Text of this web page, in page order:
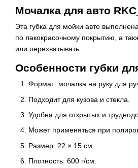
Мочалка для авто
Эта губка для мойки авто
по лакокрасочному покрытию, а
или перехватывать.
Особенности губки
Формат: мочалка на руку для
Подходит для кузова и стекла.
Удобна для открытых и
Может применяться при
Размер: 22 × 15 см.
Плотность: 600 г/см.